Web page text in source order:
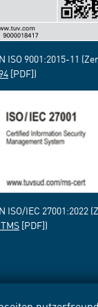
ISO 9001:2015-11
[PDF])
IEC 27001:2022
[PDF])